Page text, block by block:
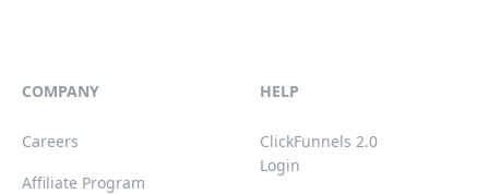
COMPANY
Careers
Affiliate Program
HELP
ClickFunnels 2.0
Login